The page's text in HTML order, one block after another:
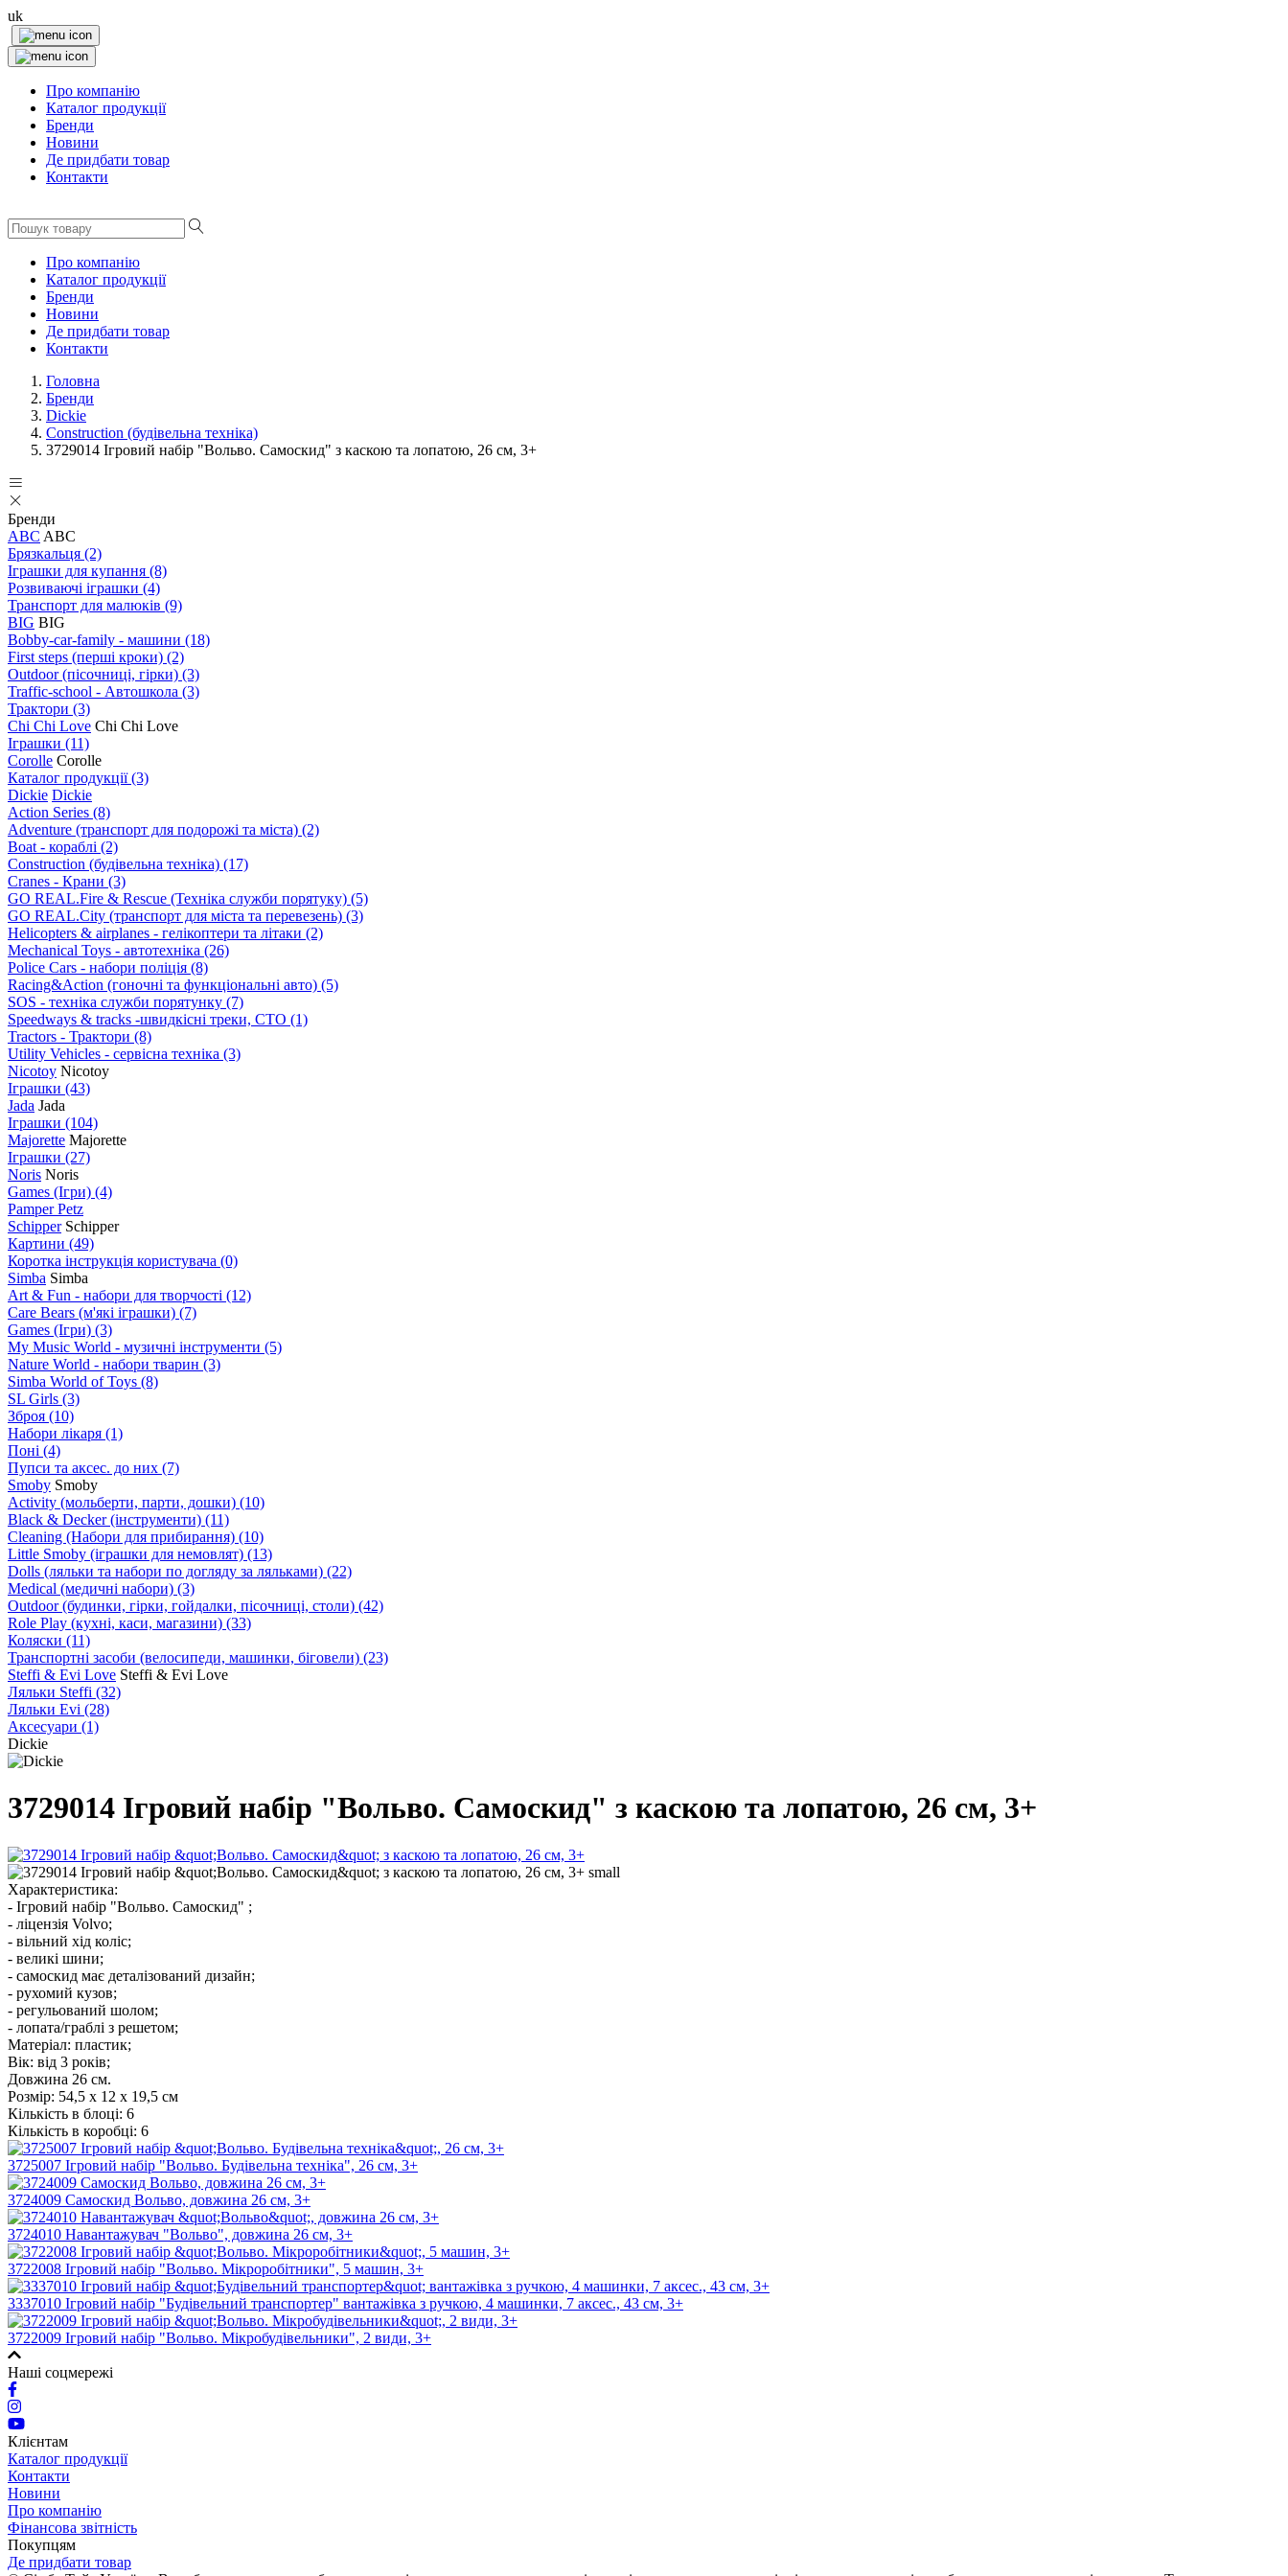
uk
Про компанію
Каталог продукції
Бренди
Новини
Де придбати товар
Контакти
Про компанію
Каталог продукції
Бренди
Новини
Де придбати товар
Контакти
Головна
Бренди
Dickie
Construction (будівельна техніка)
3729014 Ігровий набір "Вольво. Самоскид" з каскою та лопатою, 26 см, 3+
Бренди
ABC ABC
Брязкальця (2)
Іграшки для купання (8)
Розвиваючі іграшки (4)
Транспорт для малюків (9)
BIG BIG
Bobby-car-family - машини (18)
First steps (перші кроки) (2)
Outdoor (пісочниці, гірки) (3)
Traffic-school - Автошкола (3)
Трактори (3)
Chi Chi Love Chi Chi Love
Іграшки (11)
Corolle Corolle
Каталог продукції(3)
Dickie Dickie
Action Series (8)
Adventure (транспорт для подорожі та міста) (2)
Boat - кораблі (2)
Construction (будівельна техніка) (17)
Cranes - Крани (3)
GO REAL.Fire & Rescue (Техніка служби порятуку) (5)
GO REAL.City (транспорт для міста та перевезень) (3)
Helicopters & airplanes - гелікоптери та літаки (2)
Mechanical Toys - автотехніка (26)
Police Cars - набори поліція (8)
Racing&Action (гоночні та функціональні авто) (5)
SOS - техніка служби порятунку (7)
Speedways & tracks -швидкісні треки, СТО (1)
Tractors - Трактори (8)
Utility Vehicles - сервісна техніка (3)
Nicotoy Nicotoy
Іграшки (43)
Jada Jada
Іграшки (104)
Majorette Majorette
Іграшки (27)
Noris Noris
Games (Ігри) (4)
Pamper Petz
Schipper Schipper
Картини (49)
Коротка інструкція користувача (0)
Simba Simba
Art & Fun - набори для творчості (12)
Care Bears (м'які іграшки) (7)
Games (Ігри) (3)
My Music World - музичні інструменти (5)
Nature World - набори тварин (3)
Simba World of Toys (8)
SL Girls (3)
Зброя (10)
Набори лікаря (1)
Поні (4)
Пупси та аксес. до них (7)
Smoby Smoby
Аctivity (мольберти, парти, дошки) (10)
Black & Decker (інструменти) (11)
Cleaning (Набори для прибирання) (10)
Little Smoby (іграшки для немовлят) (13)
Dolls (ляльки та набори по догляду за ляльками) (22)
Medical (медичні набори) (3)
Outdoor (будинки, гірки, гойдалки, пісочниці, столи) (42)
Role Play (кухні, каси, магазини) (33)
Коляски (11)
Транспортні засоби (велосипеди, машинки, біговели) (23)
Steffi & Evi Love Steffi & Evi Love
Ляльки Steffi (32)
Ляльки Evi (28)
Аксесуари (1)
Dickie
3729014 Ігровий набір "Вольво. Самоскид" з каскою та лопатою, 26 см, 3+
Характеристика:
- Ігровий набір "Вольво. Самоскид" ;
- ліцензія Volvo;
- вільний хід коліс;
- великі шини;
- самоскид має деталізований дизайн;
- рухомий кузов;
- регульований шолом;
- лопата/граблі з решетом;
Матеріал: пластик;
Вік: від 3 років;
Довжина 26 см.
Розмір: 54,5 х 12 х 19,5 см
Кількість в блоці: 6
Кількість в коробці: 6
3725007 Ігровий набір "Вольво. Будівельна техніка", 26 см, 3+
3724009 Самоскид Вольво, довжина 26 см, 3+
3724010 Навантажувач "Вольво", довжина 26 см, 3+
3722008 Ігровий набір "Вольво. Мікроробітники", 5 машин, 3+
3337010 Ігровий набір "Будівельний транспортер" вантажівка з ручкою, 4 машинки, 7 аксес., 43 см, 3+
3722009 Ігровий набір "Вольво. Мікробудівельники", 2 види, 3+
Наші соцмережі
Клієнтам
Каталог продукції
Контакти
Новини
Про компанію
Фінансова звітність
Покупцям
Де придбати товар